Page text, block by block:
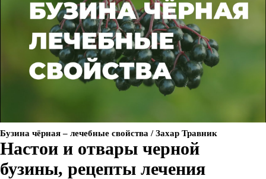
Бузина чёрная – лечебные свойства / Захар Травник
Настои и отвары черной
бузины, рецепты лечения